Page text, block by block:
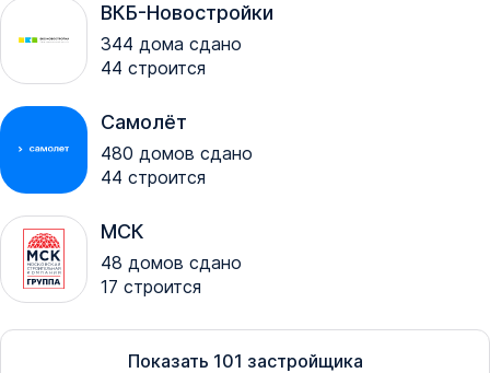
ВКБ-Новостройки
344 дома сдано
44 строится
Самолёт
480 домов сдано
44 строится
МСК
48 домов сдано
17 строится
Показать 101 застройщика